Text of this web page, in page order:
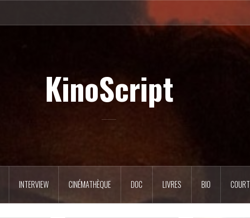
KinoScript
INTERVIEW CINÉMATHÈQUE DOC LIVRES BIO COURT